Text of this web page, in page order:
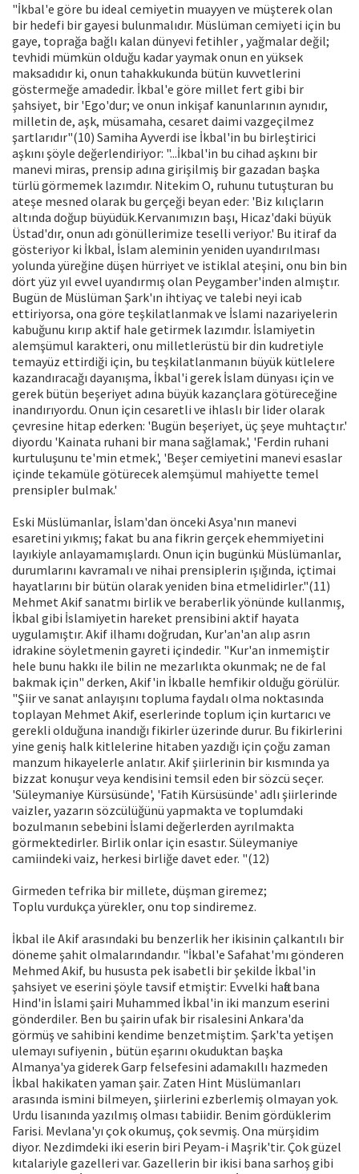
"İkbal'e göre bu ideal cemiyetin muayyen ve müşterek olan
bir hedefi bir gayesi bulunmalıdır. Müslüman cemiyeti için bu
gaye, toprağa bağlı kalan dünyevi fetihler , yağmalar değil;
tevhidi mümkün olduğu kadar yaymak onun en yüksek
maksadıdır ki, onun tahakkukunda bütün kuvvetlerini
göstermeğe amadedir. İkbal'e göre millet fert gibi bir
şahsiyet, bir 'Ego'dur; ve onun inkişaf kanunlarının aynıdır,
milletin de, aşk, müsamaha, cesaret daimi vazgeçilmez
şartlarıdır"(10) Samiha Ayverdi ise İkbal'in bu birleştirici
aşkını şöyle değerlendiriyor: "...İkbal'in bu cihad aşkını bir
manevi miras, prensip adına girişilmiş bir gazadan başka
türlü görmemek lazımdır. Nitekim O, ruhunu tutuşturan bu
ateşe mesned olarak bu gerçeği beyan eder: 'Biz kılıçların
altında doğup büyüdük.Kervanımızın başı, Hicaz'daki büyük
Üstad'dır, onun adı gönüllerimize teselli veriyor.' Bu itiraf da
gösteriyor ki İkbal, İslam aleminin yeniden uyandırılması
yolunda yüreğine düşen hürriyet ve istiklal ateşini, onu bin bin
dört yüz yıl evvel uyandırmış olan Peygamber'inden almıştır.
Bugün de Müslüman Şark'ın ihtiyaç ve talebi neyi icab
ettiriyorsa, ona göre teşkilatlanmak ve İslami nazariyelerin
kabuğunu kırıp aktif hale getirmek lazımdır. İslamiyetin
alemşümul karakteri, onu milletlerüstü bir din kudretiyle
temayüz ettirdiği için, bu teşkilatlanmanın büyük kütlelere
kazandıracağı dayanışma, İkbal'i gerek İslam dünyası için ve
gerek bütün beşeriyet adına büyük kazançlara götüreceğine
inandırıyordu. Onun için cesaretli ve ihlaslı bir lider olarak
çevresine hitap ederken: 'Bugün beşeriyet, üç şeye muhtaçtır.'
diyordu 'Kainata ruhani bir mana sağlamak.', 'Ferdin ruhani
kurtuluşunu te'min etmek.', 'Beşer cemiyetini manevi esaslar
içinde tekamüle götürecek alemşümul mahiyette temel
prensipler bulmak.'
Eski Müslümanlar, İslam'dan önceki Asya'nın manevi
esaretini yıkmış; fakat bu ana fikrin gerçek ehemmiyetini
layıkiyle anlayamamışlardı. Onun için bugünkü Müslümanlar,
durumlarını kavramalı ve nihai prensiplerin ışığında, içtimai
hayatlarını bir bütün olarak yeniden bina etmelidirler."(11)
Mehmet Akif sanatmı birlik ve beraberlik yönünde kullanmış,
İkbal gibi İslamiyetin hareket prensibini aktif hayata
uygulamıştır. Akif ilhamı doğrudan, Kur'an'an alıp asrın
idrakine söyletmenin gayreti içindedir. "Kur'an inmemiştir
hele bunu hakkı ile bilin ne mezarlıkta okunmak; ne de fal
bakmak için" derken, Akif'in İkballe hemfikir olduğu görülür.
"Şiir ve sanat anlayışını topluma faydalı olma noktasında
toplayan Mehmet Akif, eserlerinde toplum için kurtarıcı ve
gerekli olduğuna inandığı fikirler üzerinde durur. Bu fikirlerini
yine geniş halk kitlelerine hitaben yazdığı için çoğu zaman
manzum hikayelerle anlatır. Akif şiirlerinin bir kısmında ya
bizzat konuşur veya kendisini temsil eden bir sözcü seçer.
'Süleymaniye Kürsüsünde', 'Fatih Kürsüsünde' adlı şiirlerinde
vaizler, yazarın sözcülüğünü yapmakta ve toplumdaki
bozulmanın sebebini İslami değerlerden ayrılmakta
görmektedirler. Birlik onlar için esastır. Süleymaniye
camiindeki vaiz, herkesi birliğe davet eder. "(12)
Girmeden tefrika bir millete, düşman giremez;
Toplu vurdukça yürekler, onu top sindiremez.
İkbal ile Akif arasındaki bu benzerlik her ikisinin çalkantılı bir
döneme şahit olmalarındandır. "İkbal'e Safahat'mı gönderen
Mehmed Akif, bu hususta pek isabetli bir şekilde İkbal'in
şahsiyet ve eserini şöyle tavsif etmiştir: Evvelki hafta bana
Hind'in İslami şairi Muhammed İkbal'in iki manzum eserini
gönderdiler. Ben bu şairin ufak bir risalesini Ankara'da
görmüş ve sahibini kendime benzetmiştim. Şark'ta yetişen
ulemayı sufiyenin , bütün eşarını okuduktan başka
Almanya'ya giderek Garp felsefesini adamakıllı hazmeden
İkbal hakikaten yaman şair. Zaten Hint Müslümanları
arasında ismini bilmeyen, şiirlerini ezberlemiş olmayan yok.
Urdu lisanında yazılmış olması tabiidir. Benim gördüklerim
Farisi. Mevlana'yı çok okumuş, çok sevmiş. Ona mürşidim
diyor. Nezdimdeki iki eserin biri Peyam-i Maşrik'tir. Çok güzel
kıtalariyle gazelleri var. Gazellerin bir ikisi bana sarhoş gibi